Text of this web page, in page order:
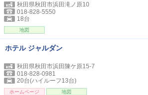
秋田県秋田市浜田滝ノ原10
018-828-5550
18台
地図
ホテル ジャルダン
秋田県秋田市浜田陳ケ原15-7
018-828-0981
20台(ハイルーフ13台)
ホームページ 地図